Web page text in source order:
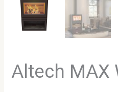
Altech MAX